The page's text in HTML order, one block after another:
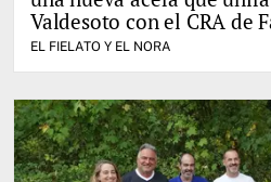
Valdesoto con el CRA de
EL FIELATO Y EL NORA